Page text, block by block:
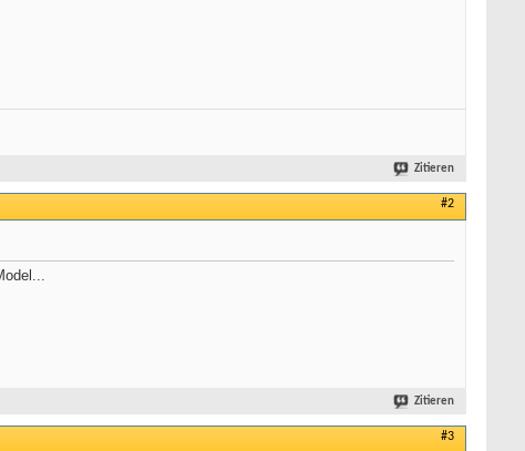
Zitieren
#2
Zitieren
#3